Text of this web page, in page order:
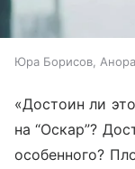
Юра Борисов, Анора
«Достоин ли
на “Оскар”?
особенного?